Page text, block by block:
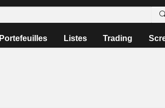
Portefeuilles Listes Trading